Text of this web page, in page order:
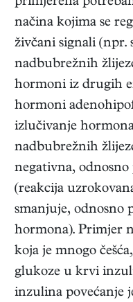
načina kojima se
živčani signali (npr.
nadbubrežnih
hormoni iz drugih
hormoni
izlučivanje
nadbubrežnih
negativna,
(reakcija
smanjuje, odnosno
hormona). Primjer
koja je mnogo
glukoze u krvi
inzulina povećanje